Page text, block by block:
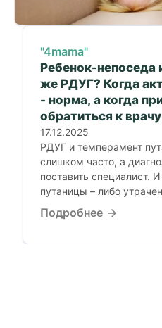
"4mama"
Ребенок-непоседа
же РДУГ? Когда
- норма, а когда
обратиться к врачу
17.12.2025
РДУГ и темперамент
слишком часто, а
поставить специалист.
путаницы – либо
помощь ребенку,...
Подробнее